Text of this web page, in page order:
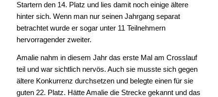
Startern den 14. Platz und lies damit noch einige ältere
hinter sich. Wenn man nur seinen Jahrgang separat
betrachtet wurde er sogar unter 11 Teilnehmern
hervorragender zweiter.
Amalie nahm in diesem Jahr das erste Mal am Crosslauf
teil und war sichtlich nervös. Auch sie musste sich gegen
ältere Konkurrenz durchsetzen und belegte einen für sie
guten 22. Platz. Hätte Amalie die Strecke gekannt und das